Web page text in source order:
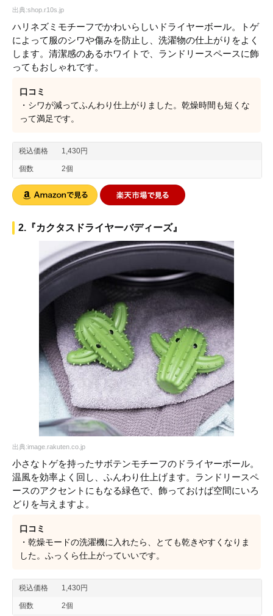
出典:shop.r10s.jp
ハリネズミモチーフでかわいらしいドライヤーボール。トゲ
によって服のシワや傷みを防止し、洗濯物の仕上がりをよく
します。清潔感のあるホワイトで、ランドリースペースに飾
ってもおしゃれです。
口コミ
・シワが減ってふんわり仕上がりました。乾燥時間も短くな
って満足です。
税込価格 1,430円
個数 2個
2.『カクタスドライヤーバディーズ』
出典:image.rakuten.co.jp
小さなトゲを持ったサボテンモチーフのドライヤーボール。
温風を効率よく回し、ふんわり仕上げます。ランドリースペ
ースのアクセントにもなる緑色で、飾っておけば空間にいろ
どりを与えますよ。
口コミ
・乾燥モードの洗濯機に入れたら、とても乾きやすくなりま
した。ふっくら仕上がっていいです。
税込価格 1,430円
個数 2個